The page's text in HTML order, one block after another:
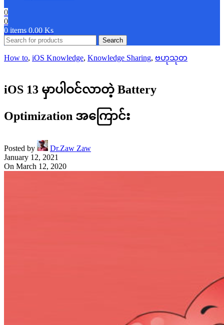
0
0
0 items 0.00 Ks
Search
How to, iOS Knowledge, Knowledge Sharing, ဗဟုသုတ
iOS 13 မှာပါဝင်လာတဲ့ Battery
Optimization အကြောင်း
Posted by
Dr.Zaw Zaw
January 12, 2021
On March 12, 2020